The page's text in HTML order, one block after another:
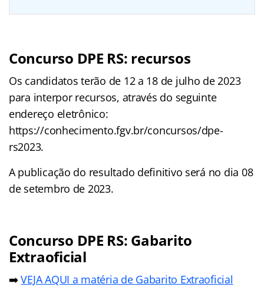
Concurso DPE RS: recursos
Os candidatos terão de 12 a 18 de julho de 2023
para interpor recursos, através do seguinte
endereço eletrônico:
https://conhecimento.fgv.br/concursos/dpe-
rs2023.
A publicação do resultado definitivo será no dia 08
de setembro de 2023.
Concurso DPE RS: Gabarito
Extraoficial
➡️VEJA AQUI a matéria de Gabarito Extraoficial